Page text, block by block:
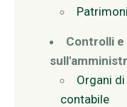
Controlli
Organi
contabile